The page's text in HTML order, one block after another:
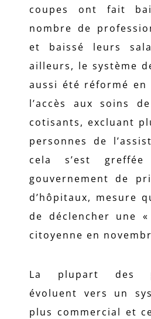
coupes ont fait
nombre de
et baissé leurs
ailleurs, le système
aussi été réformé en
l’accès aux soins
cotisants, excluant
personnes de
cela s’est
gouvernement de
d’hôpitaux, mesure
de déclencher une
citoyenne en
La plupart des
évoluent vers un
plus commercial et